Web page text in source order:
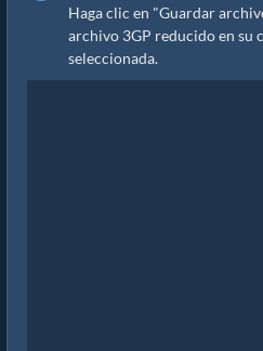
Haga clic en "Guardar
archivo 3GP reducido en su
seleccionada.